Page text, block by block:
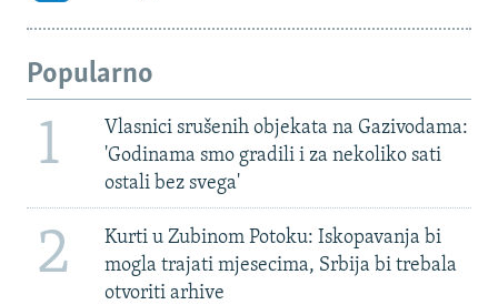
Popularno
1
Vlasnici srušenih objekata na Gazivodama:
'Godinama smo gradili i za nekoliko sati
ostali bez svega'
2
Kurti u Zubinom Potoku: Iskopavanja bi
mogla trajati mjesecima, Srbija bi trebala
otvoriti arhive